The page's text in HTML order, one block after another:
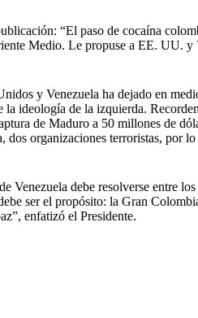
“El paso de cocaína
Medio. Le propuse a EE. UU. y
y Venezuela ha dejado en
la ideología de la izquierda.
de Maduro a 50 millones de
organizaciones terroristas, por
Venezuela debe resolverse entre
ser el propósito: la Gran
enfatizó el Presidente.